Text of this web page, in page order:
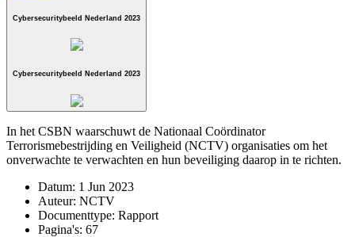
Cybersecuritybeeld Nederland 2023
Cybersecuritybeeld Nederland 2023
In het CSBN waarschuwt de Nationaal Coördinator
Terrorismebestrijding en Veiligheid (NCTV) organisaties om het
onverwachte te verwachten en hun beveiliging daarop in te richten.
Datum: 1 Jun 2023
Auteur: NCTV
Documenttype: Rapport
Pagina's: 67